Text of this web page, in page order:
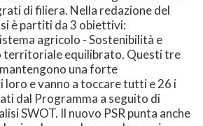
di filiera. Nella redazione del
è partiti da 3 obiettivi:
agricolo - Sostenibilità e
territoriale equilibrato. Questi tre
una forte
e vanno a toccare tutti e 26 i
dal Programma a seguito di
SWOT. Il nuovo PSR punta anche